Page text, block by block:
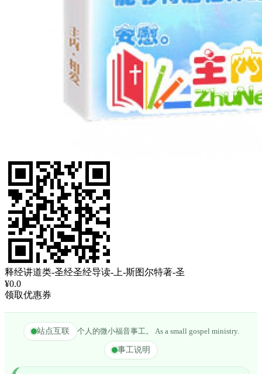
释经讲道类-圣经圣经导读-上-斯图尔特著-圣
¥0.0
领取优惠券
站点互联 个人的微小福音事工。 As a small gospel ministry.
事工说明